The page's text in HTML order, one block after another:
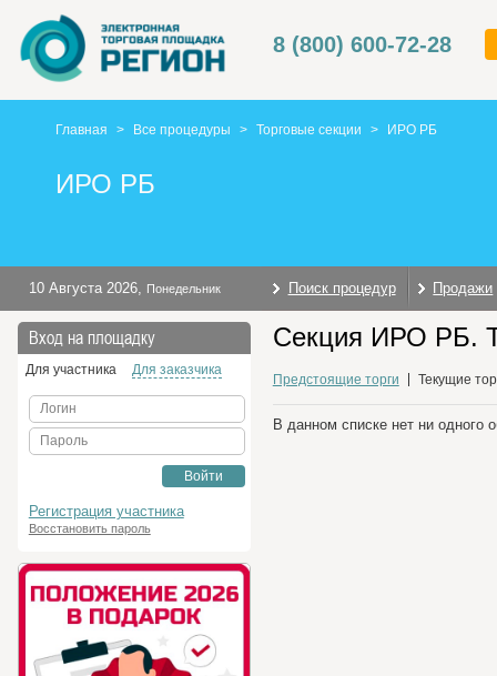
8 (800) 600-72-28
Главная > Все процедуры > Торговые секции > ИРО РБ
ИРО РБ
10 Августа 2026, Понедельник Поиск процедур Продажи
Вход на площадку
Для участника Для заказчика
Логин
Пароль
Войти
Регистрация участника
Восстановить пароль
Секция ИРО РБ.
Предстоящие торги Текущие
В данном списке нет ни одного